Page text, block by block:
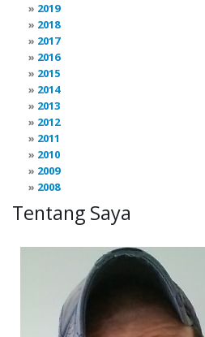
2019
2018
2017
2016
2015
2014
2013
2012
2011
2010
2009
2008
Tentang Saya